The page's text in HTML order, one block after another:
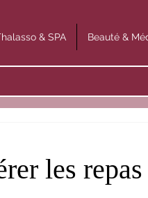
& SPA Beauté &
les repas